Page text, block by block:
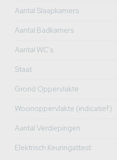
Aantal Slaapkamers
Aantal Badkamers
Aantal WC’s
Staat
Grond Oppervlakte
Woonoppervlakte (indicatief)
Aantal Verdiepingen
Elektrisch Keuringattest